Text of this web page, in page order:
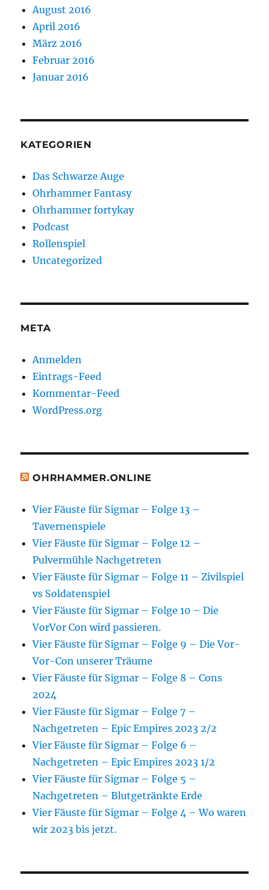
August 2016
April 2016
März 2016
Februar 2016
Januar 2016
KATEGORIEN
Das Schwarze Auge
Ohrhammer Fantasy
Ohrhammer fortykay
Podcast
Rollenspiel
Uncategorized
META
Anmelden
Eintrags-Feed
Kommentar-Feed
WordPress.org
OHRHAMMER.ONLINE
Vier Fäuste für Sigmar – Folge 13 –
Tavernenspiele
Vier Fäuste für Sigmar – Folge 12 –
Pulvermühle Nachgetreten
Vier Fäuste für Sigmar – Folge 11 – Zivilspiel
vs Soldatenspiel
Vier Fäuste für Sigmar – Folge 10 – Die
VorVor Con wird passieren.
Vier Fäuste für Sigmar – Folge 9 – Die Vor-
Vor-Con unserer Träume
Vier Fäuste für Sigmar – Folge 8 – Cons
2024
Vier Fäuste für Sigmar – Folge 7 –
Nachgetreten – Epic Empires 2023 2/2
Vier Fäuste für Sigmar – Folge 6 –
Nachgetreten – Epic Empires 2023 1/2
Vier Fäuste für Sigmar – Folge 5 –
Nachgetreten – Blutgetränkte Erde
Vier Fäuste für Sigmar – Folge 4 – Wo waren
wir 2023 bis jetzt.